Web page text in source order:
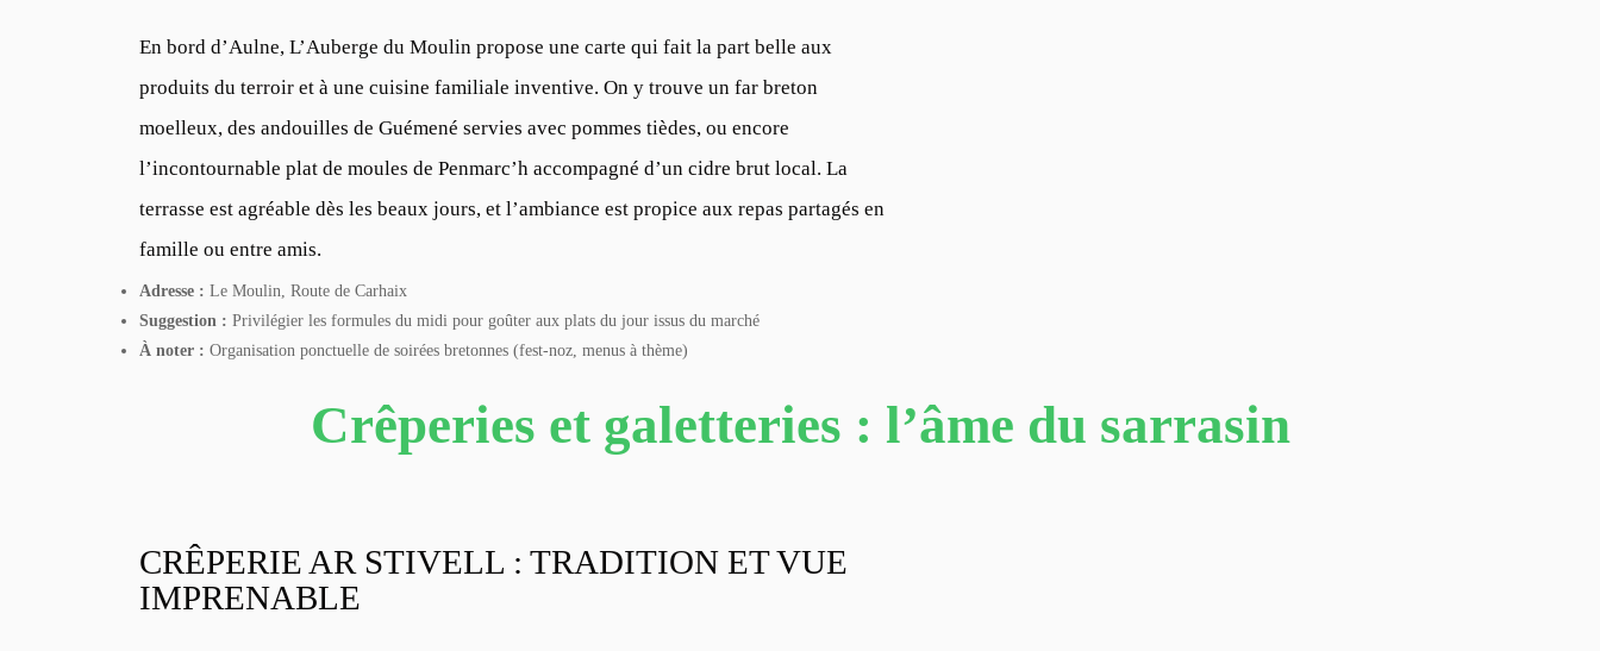
En bord d’Aulne, L’Auberge du Moulin propose une carte qui fait la part belle aux
produits du terroir et à une cuisine familiale inventive. On y trouve un far breton
moelleux, des andouilles de Guémené servies avec pommes tièdes, ou encore
l’incontournable plat de moules de Penmarc’h accompagné d’un cidre brut local. La
terrasse est agréable dès les beaux jours, et l’ambiance est propice aux repas partagés en
famille ou entre amis.
Adresse : Le Moulin, Route de Carhaix
Suggestion : Privilégier les formules du midi pour goûter aux plats du jour issus du marché
À noter : Organisation ponctuelle de soirées bretonnes (fest-noz, menus à thème)
Crêperies et galetteries : l’âme du sarrasin
CRÊPERIE AR STIVELL : TRADITION ET VUE
IMPRENABLE